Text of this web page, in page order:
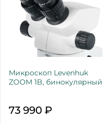
Микроскоп Levenhuk
ZOOM 1B, бинокулярный
73 990 ₽